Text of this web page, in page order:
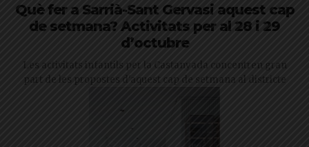
Què fer a Sarrià-Sant Gervasi aquest cap
de setmana? Activitats per al 28 i 29
d’octubre
Les activitats infantils per la Castanyada concentren gran
part de les propostes d'aquest cap de setmana al districte